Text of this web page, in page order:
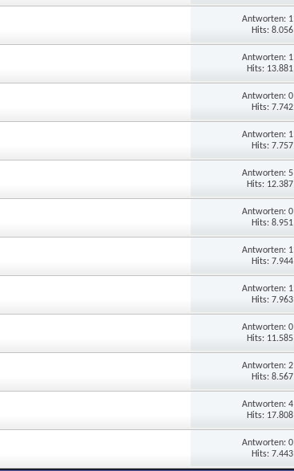
Antworten: 1
Hits: 8.056
Antworten: 1
Hits: 13.881
Antworten:0
Hits: 7.742
Antworten: 1
Hits: 7.757
Antworten:5
Hits: 12.387
Antworten:0
Hits: 8.951
Antworten: 1
Hits: 7.944
Antworten: 1
Hits: 7.963
Antworten:0
Hits: 11.585
Antworten:2
Hits: 8.567
Antworten:4
Hits: 17.808
Antworten:0
Hits: 7.443